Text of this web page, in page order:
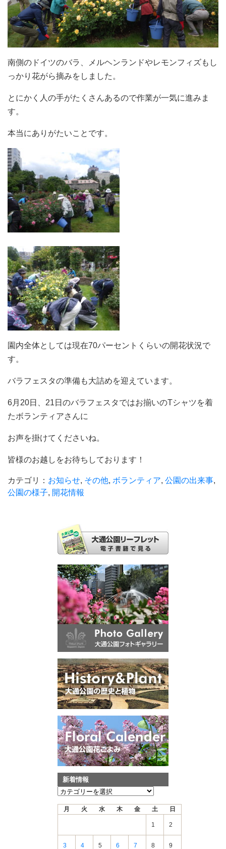
南側のドイツのバラ、メルヘンランドやレモンフィズもし
っかり花がら摘みをしました。
とにかく人の手がたくさんあるので作業が一気に進みま
す。
本当にありがたいことです。
園内全体としては現在70パーセントくらいの開花状況で
す。
バラフェスタの準備も大詰めを迎えています。
6月20日、21日のバラフェスタではお揃いのTシャツを着
たボランティアさんに
お声を掛けてくださいね。
皆様のお越しをお待ちしております！
カテゴリ： お知らせ, その他, ボランティア, 公園の出来事,
公園の様子, 開花情報
新着情報
新
月 火 水 木 金 土 日
1 2
3 4 5 6 7 8 9